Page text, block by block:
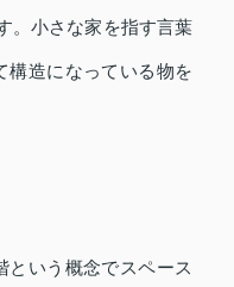
。小さな家を指す言葉
構造になっている物を
という概念でスペース